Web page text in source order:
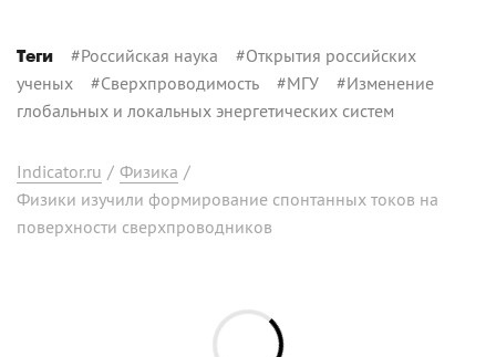
Теги #Российская наука #Открытия российских
ученых #Сверхпроводимость #МГУ #Изменение
глобальных и локальных энергетических систем
Indicator.ru / Физика /
Физики изучили формирование спонтанных токов на
поверхности сверхпроводников